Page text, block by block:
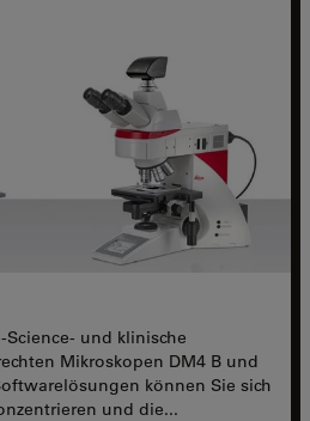
Science- und klinische
Mikroskopen DM4 B und
können Sie sich
und die...